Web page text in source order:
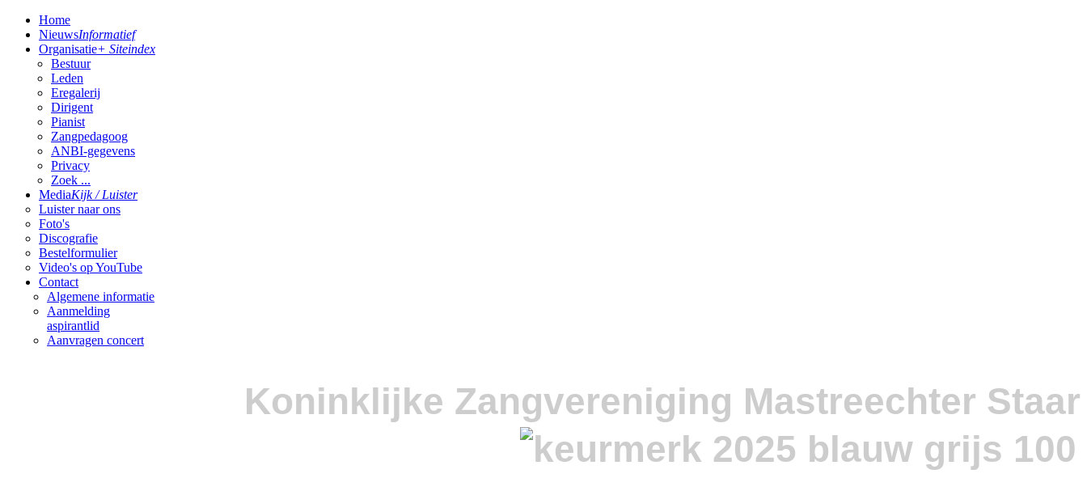
Home
NieuwsInformatief
Organisatie+ Siteindex
Bestuur
Leden
Eregalerij
Dirigent
Pianist
Zangpedagoog
ANBI-gegevens
Privacy
Zoek ...
MediaKijk / Luister
Luister naar ons
Foto's
Discografie
Bestelformulier
Video's op YouTube
Contact
Algemene informatie
Aanmelding
aspirantlid
Aanvragen concert
Koninklijke Zangvereniging Mastreechter Staar